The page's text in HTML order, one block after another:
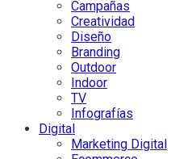
Campañas
Creatividad
Diseño
Branding
Outdoor
Indoor
TV
Infografías
Digital
Marketing Digital